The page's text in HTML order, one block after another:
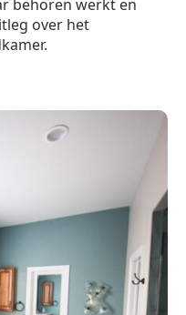
behoren werkt en
over het